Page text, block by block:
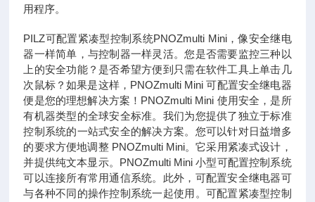
用程序。
PILZ可配置紧凑型控制系统PNOZmulti Mini，像安全继电
器一样简单，与控制器一样灵活。您是否需要监控三种以
上的安全功能？是否希望方便到只需在软件工具上单击几
次鼠标？如果是这样，PNOZmulti Mini 可配置安全继电器
便是您的理想解决方案！PNOZmulti Mini 使用安全，是所
有机器类型的全球安全标准。我们为您提供了独立于标准
控制系统的一站式安全的解决方案。您可以针对日益增多
的要求方便地调整 PNOZmulti Mini。它采用紧凑式设计，
并提供纯文本显示。PNOZmulti Mini 小型可配置控制系统
可以连接所有常用通信系统。此外，可配置安全继电器可
与各种不同的操作控制系统一起使用。可配置紧凑型控制